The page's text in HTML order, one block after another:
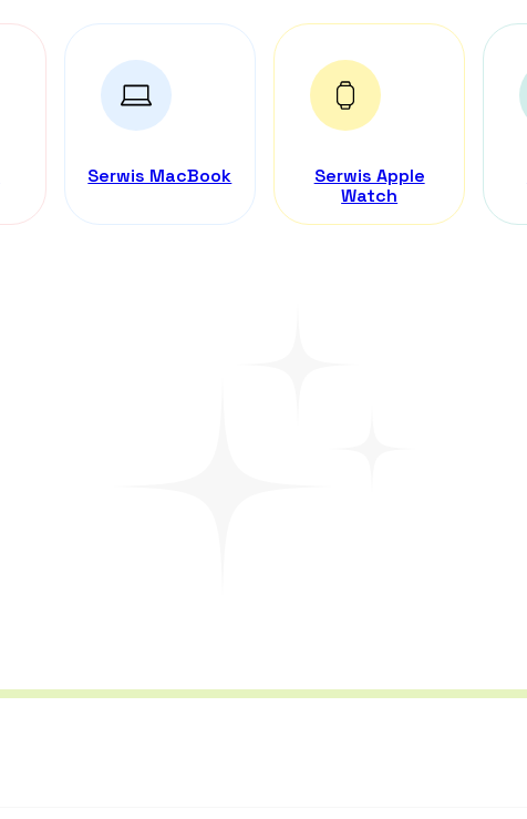
Serwis MacBook
Serwis Apple
Watch